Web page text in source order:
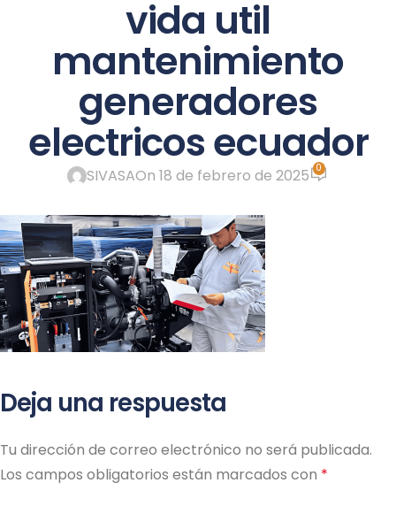
vida util
mantenimiento
generadores
electricos ecuador
SIVASAOn 18 de febrero de 2025 0
Deja una respuesta
Tu dirección de correo electrónico no será publicada.
Los campos obligatorios están marcados con *